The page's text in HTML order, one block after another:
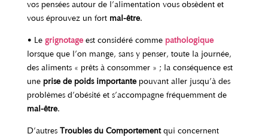
vos pensées autour de l’alimentation vous obsèdent et
vous éprouvez un fort mal-être.
• Le grignotageest considéré comme pathologique
lorsque que l’on mange, sans y penser, toute la journée,
des aliments « prêts à consommer » ; la conséquence est
uneprise de poids importantepouvant aller jusqu’à des
problèmes d’obésité et s’accompagne fréquemment de
mal-être.
D’autres Troubles du Comportementqui concernent